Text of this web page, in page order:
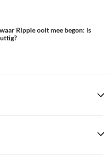
Ripple ooit mee begon: is